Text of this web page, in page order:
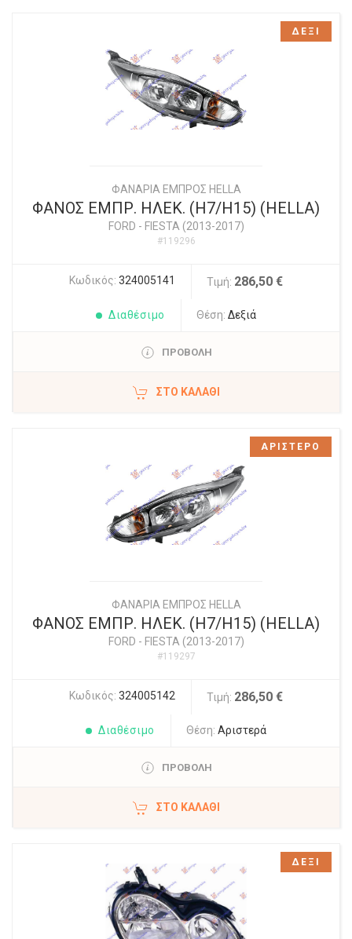
ΦΑΝΑΡΙΑ ΕΜΠΡΟΣ HELLA
ΦΑΝΟΣ ΕΜΠΡ. ΗΛΕΚ. (Η7/Η15) (HELLA)
FORD - FIESTA (2013-2017)
#119296
Κωδικός: 324005141 Τιμή: 286,50 €
Διαθέσιμο Θέση: Δεξιά
ΠΡΟΒΟΛΗ
ΣΤΟ ΚΑΛΆΘΙ
ΔΕΞΙ
ΦΑΝΑΡΙΑ ΕΜΠΡΟΣ HELLA
ΦΑΝΟΣ ΕΜΠΡ. ΗΛΕΚ. (Η7/Η15) (HELLA)
FORD - FIESTA (2013-2017)
#119297
Κωδικός: 324005142 Τιμή: 286,50 €
Διαθέσιμο Θέση: Αριστερά
ΠΡΟΒΟΛΗ
ΣΤΟ ΚΑΛΆΘΙ
ΑΡΙΣΤΕΡΟ
ΔΕΞΙ